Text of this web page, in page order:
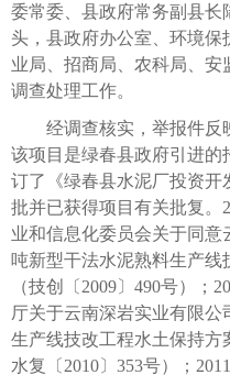
委常委、县政府常务副县长
头，县政府办公室、环境
业局、招商局、农科局、
调查处理工作。
经调查核实，举报件反
该项目是绿春县政府引进的
订了《绿春县水泥厂投资开
批并已获得项目有关批复。
业和信息化委员会关于同意
吨新型干法水泥熟料生产线
（技创〔2009〕490号）；
厅关于云南深岩实业有限公
生产线技改工程水土保持方
水复〔2010〕353号）；